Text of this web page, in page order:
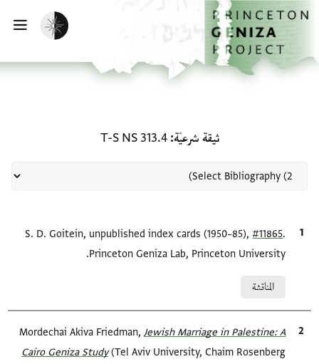
إلى المحتوى الرئيسي
الرئيسية
تفعيل الوضع المظلم
ثيقة شرعيّة T-S NS 313.4
الاقتباس المرجعيS. D. Goitein, unpublished index cards (1950–85),#11865
Princeton Geniza Lab, Princeton University.
المناقشة
الاقتباس المرجعي Mordechai Akiva Friedman,Jewish Marriage in Palestine: A
Cairo Geniza Study(Tel Aviv University, Chaim Rosenberg